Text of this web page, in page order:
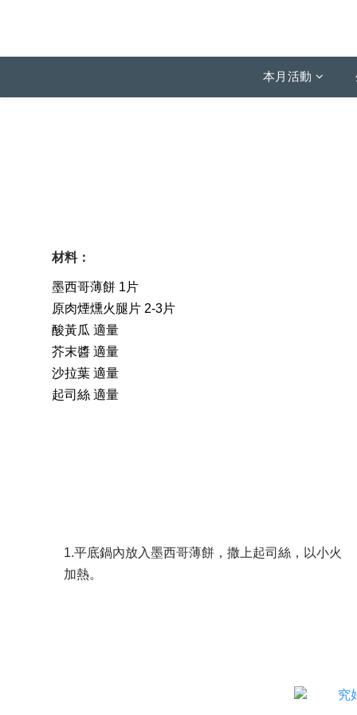
本月活動
材料：
墨西哥薄餅 1片
原肉煙燻火腿片 2-3片
酸黃瓜 適量
芥末醬 適量
沙拉葉 適量
起司絲 適量
1.平底鍋內放入墨西哥薄餅，撒上起司絲，以小火
加熱。